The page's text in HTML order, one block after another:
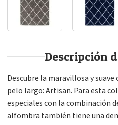
Descripción
Descubre la maravillosa y
pelo largo: Artisan. Para esta
especiales con la combinación
alfombra también tiene una